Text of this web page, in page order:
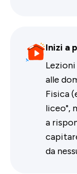
Inizi a
alle
Fisica
liceo",
a
da